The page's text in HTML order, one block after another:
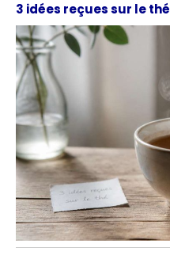
3 idées reçues sur le thé